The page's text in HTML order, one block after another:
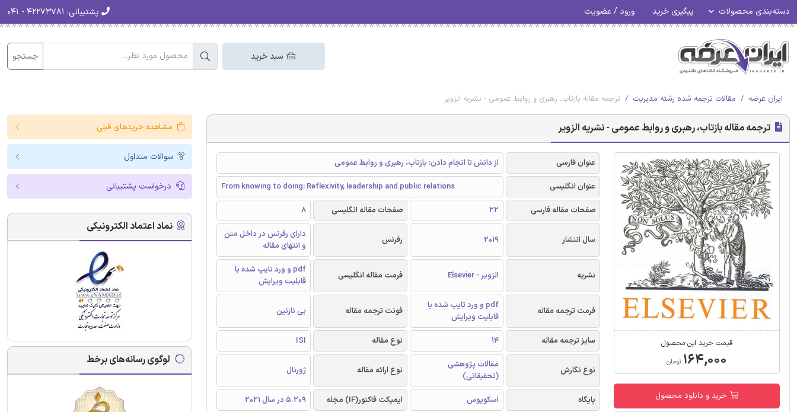
دسته‌بندی محصولات پیگیری خرید ورود / عضویت پشتیبانی:
سبد خرید جستجو
ایران عرضه مقالات ترجمه شده رشته مدیریت ترجمه مقاله بازتاب، رهبری و روابط عمومی - نشریه الزویر
ترجمه مقاله بازتاب، رهبری و روابط عمومی - نشریه الزویر
قیمت خرید این محصول
۱۶۴,۰۰۰ تومان
خرید و دانلود محصول
عنوان فارسی
از دانش تا انجام دادن: بازتاب، رهبری و روابط عمومی
عنوان انگلیسی
From knowing to doing: Reflexivity, leadership and public relations
صفحات مقاله فارسی
22 صفحات مقاله انگلیسی 8
سال انتشار 2019 رفرنس
دارای رفرنس در داخل متن
و انتهای مقاله
نشریه الزویر - Elsevier فرمت مقاله انگلیسی
pdf و ورد تایپ شده با
قابلیت ویرایش
فرمت ترجمه مقاله
pdf و ورد تایپ شده با
قابلیت ویرایش
فونت ترجمه مقاله بی نازنین
سایز ترجمه مقاله 14 نوع مقاله ISI
نوع نگارش
مقالات پژوهشی
(تحقیقاتی)
نوع ارائه مقاله ژورنال
پایگاه اسکوپوس ایمپکت فاکتور(IF) مجله
5.209 در سال 2021
مشاهده خریدهای قبلی
سوالات متداول
درخواست پشتیبانی
نماد اعتماد الکترونیکی
لوگوی رسانه‌های برخط